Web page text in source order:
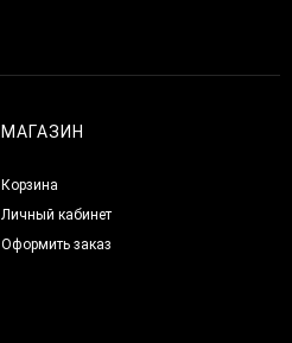
МАГАЗИН
Корзина
Личный кабинет
Оформить заказ